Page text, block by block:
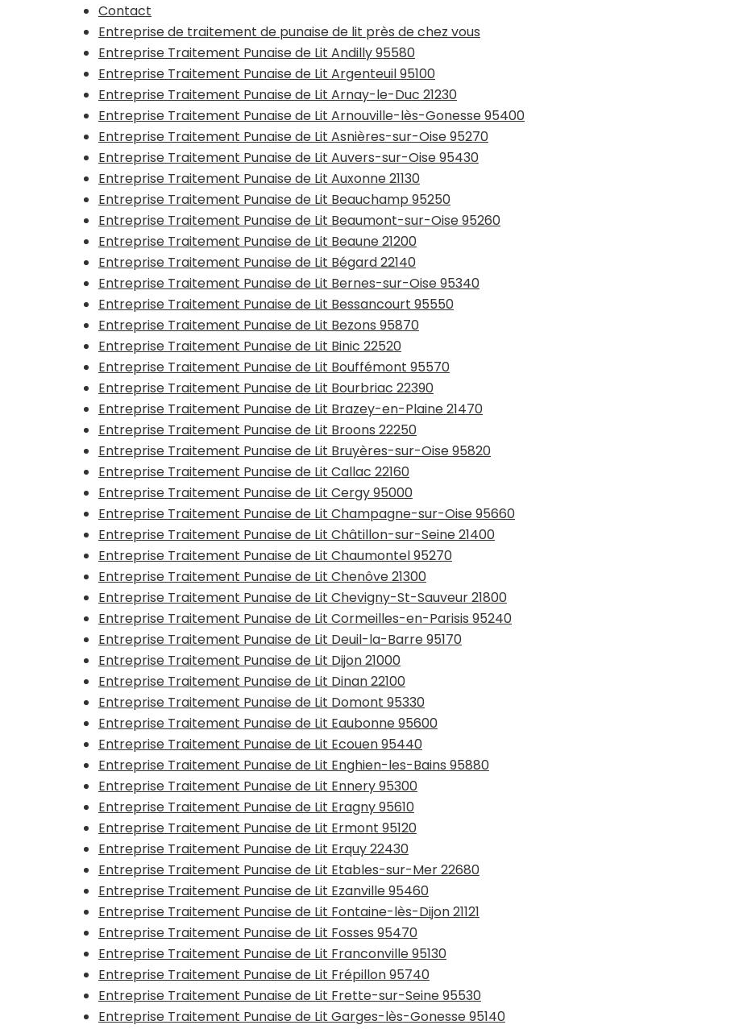
Contact
Entreprise de traitement de punaise de lit près de chez vous
Entreprise Traitement Punaise de Lit Andilly 95580
Entreprise Traitement Punaise de Lit Argenteuil 95100
Entreprise Traitement Punaise de Lit Arnay-le-Duc 21230
Entreprise Traitement Punaise de Lit Arnouville-lès-Gonesse 95400
Entreprise Traitement Punaise de Lit Asnières-sur-Oise 95270
Entreprise Traitement Punaise de Lit Auvers-sur-Oise 95430
Entreprise Traitement Punaise de Lit Auxonne 21130
Entreprise Traitement Punaise de Lit Beauchamp 95250
Entreprise Traitement Punaise de Lit Beaumont-sur-Oise 95260
Entreprise Traitement Punaise de Lit Beaune 21200
Entreprise Traitement Punaise de Lit Bégard 22140
Entreprise Traitement Punaise de Lit Bernes-sur-Oise 95340
Entreprise Traitement Punaise de Lit Bessancourt 95550
Entreprise Traitement Punaise de Lit Bezons 95870
Entreprise Traitement Punaise de Lit Binic 22520
Entreprise Traitement Punaise de Lit Bouffémont 95570
Entreprise Traitement Punaise de Lit Bourbriac 22390
Entreprise Traitement Punaise de Lit Brazey-en-Plaine 21470
Entreprise Traitement Punaise de Lit Broons 22250
Entreprise Traitement Punaise de Lit Bruyères-sur-Oise 95820
Entreprise Traitement Punaise de Lit Callac 22160
Entreprise Traitement Punaise de Lit Cergy 95000
Entreprise Traitement Punaise de Lit Champagne-sur-Oise 95660
Entreprise Traitement Punaise de Lit Châtillon-sur-Seine 21400
Entreprise Traitement Punaise de Lit Chaumontel 95270
Entreprise Traitement Punaise de Lit Chenôve 21300
Entreprise Traitement Punaise de Lit Chevigny-St-Sauveur 21800
Entreprise Traitement Punaise de Lit Cormeilles-en-Parisis 95240
Entreprise Traitement Punaise de Lit Deuil-la-Barre 95170
Entreprise Traitement Punaise de Lit Dijon 21000
Entreprise Traitement Punaise de Lit Dinan 22100
Entreprise Traitement Punaise de Lit Domont 95330
Entreprise Traitement Punaise de Lit Eaubonne 95600
Entreprise Traitement Punaise de Lit Ecouen 95440
Entreprise Traitement Punaise de Lit Enghien-les-Bains 95880
Entreprise Traitement Punaise de Lit Ennery 95300
Entreprise Traitement Punaise de Lit Eragny 95610
Entreprise Traitement Punaise de Lit Ermont 95120
Entreprise Traitement Punaise de Lit Erquy 22430
Entreprise Traitement Punaise de Lit Etables-sur-Mer 22680
Entreprise Traitement Punaise de Lit Ezanville 95460
Entreprise Traitement Punaise de Lit Fontaine-lès-Dijon 21121
Entreprise Traitement Punaise de Lit Fosses 95470
Entreprise Traitement Punaise de Lit Franconville 95130
Entreprise Traitement Punaise de Lit Frépillon 95740
Entreprise Traitement Punaise de Lit Frette-sur-Seine 95530
Entreprise Traitement Punaise de Lit Garges-lès-Gonesse 95140